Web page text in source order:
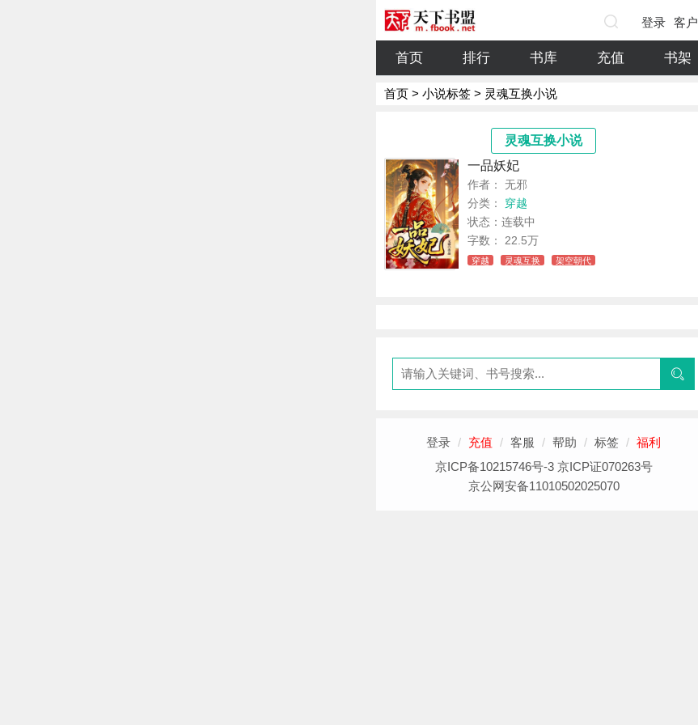
登录 客户
端
首页 排行 书库 充值 书架
首页 > 小说标签 > 灵魂互换小说
灵魂互换小说
一品妖妃
作者： 无邪
分类： 穿越
状态：连载中
字数： 22.5万
穿越 灵魂互换 架空朝代
登录 / 充值 / 客服 / 帮助 / 标签 / 福利
京ICP备10215746号-3 京ICP证070263号
京公网安备11010502025070